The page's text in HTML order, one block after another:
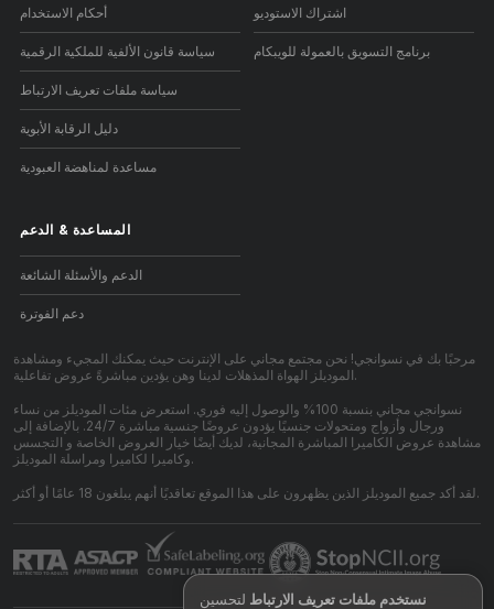
أحكام الاستخدام
سياسة قانون الألفية للملكية الرقمية
سياسة ملفات تعريف الارتباط
دليل الرقابة الأبوية
مساعدة لمناهضة العبودية
اشتراك الاستوديو
برنامج التسويق بالعمولة للويبكام
المساعدة & الدعم
الدعم والأسئلة الشائعة
دعم الفوترة
مرحبًا بك في نسوانجي! نحن مجتمع مجاني على الإنترنت حيث يمكنك المجيء ومشاهدة
الموديلز الهواة المذهلات لدينا وهن يؤدين مباشرةً عروض تفاعلية.
نسوانجي مجاني بنسبة 100% والوصول إليه فوري. استعرض مئات الموديلز من نساء
ورجال وأزواج ومتحولات جنسيًا يؤدون عروضًا جنسية مباشرة 24/7. بالإضافة إلى
مشاهدة عروض الكاميرا المباشرة المجانية، لديك أيضًا خيار العروض الخاصة و التجسس
وكاميرا لكاميرا ومراسلة الموديلز.
لقد أكد جميع الموديلز الذين يظهرون على هذا الموقع تعاقديًا أنهم يبلغون 18 عامًا أو أكثر.
نستخدم ملفات تعريف الارتباط لتحسين